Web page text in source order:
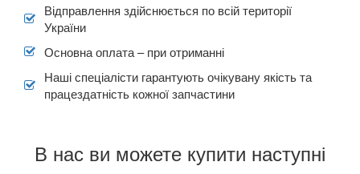
Відправлення здійснюється по всій території
України
Основна оплата – при отриманні
Наші спеціалісти гарантують очікувану якість та
працездатність кожної запчастини
В нас ви можете купити наступні